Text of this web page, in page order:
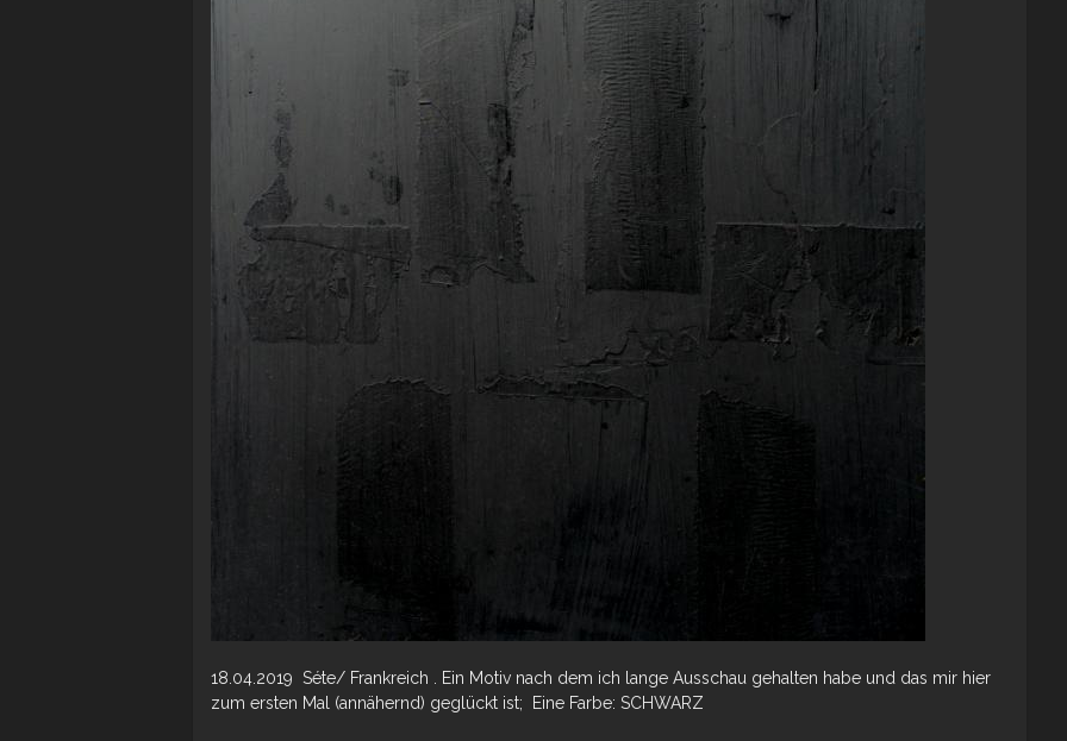
18.04.2019 Séte/ Frankreich . Ein Motiv nach dem ich lange Ausschau gehalten habe und das mir hier
zum ersten Mal (annähernd) geglückt ist; Eine Farbe: SCHWARZ